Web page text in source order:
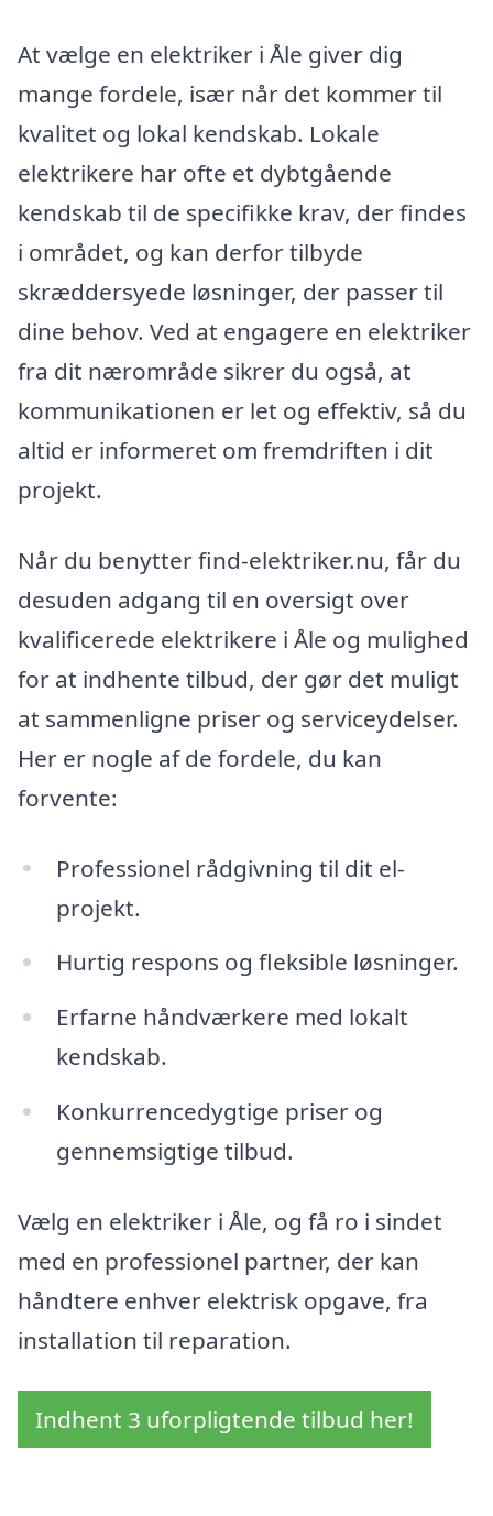
At vælge en elektriker i Åle giver dig
mange fordele, især når det kommer til
kvalitet og lokal kendskab. Lokale
elektrikere har ofte et dybtgående
kendskab til de specifikke krav, der findes
i området, og kan derfor tilbyde
skræddersyede løsninger, der passer til
dine behov. Ved at engagere en elektriker
fra dit nærområde sikrer du også, at
kommunikationen er let og effektiv, så du
altid er informeret om fremdriften i dit
projekt.
Når du benytter find-elektriker.nu, får du
desuden adgang til en oversigt over
kvalificerede elektrikere i Åle og mulighed
for at indhente tilbud, der gør det muligt
at sammenligne priser og serviceydelser.
Her er nogle af de fordele, du kan
forvente:
Professionel rådgivning til dit el-
projekt.
Hurtig respons og fleksible løsninger.
Erfarne håndværkere med lokalt
kendskab.
Konkurrencedygtige priser og
gennemsigtige tilbud.
Vælg en elektriker i Åle, og få ro i sindet
med en professionel partner, der kan
håndtere enhver elektrisk opgave, fra
installation til reparation.
Indhent 3 uforpligtende tilbud her!